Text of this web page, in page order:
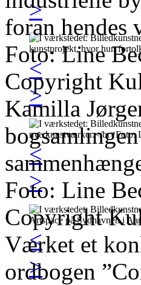
>
<
>
<
>
<
>
foran hendes
Foto: Line
Copyright
Kamilla
Foto: Line
Copyright
Værket et
ordbogen